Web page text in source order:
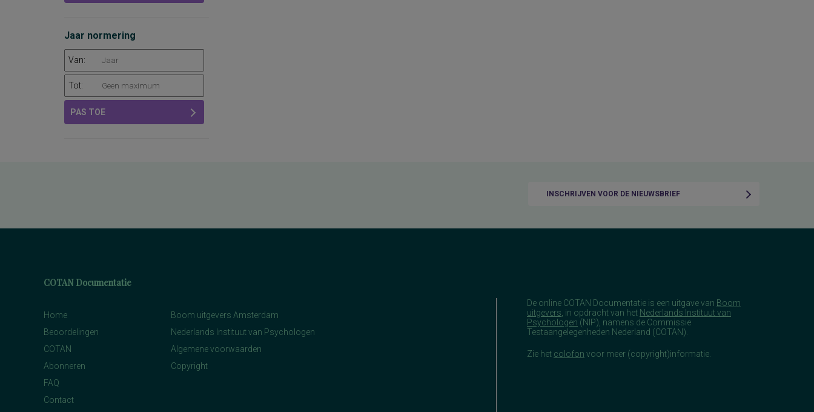
Jaar normering
Van:
Tot:
PAS TOE
INSCHRIJVEN VOOR DE NIEUWSBRIEF
COTAN Documentatie
Home
Beoordelingen
COTAN
Abonneren
FAQ
Contact
Boom uitgevers Amsterdam
Nederlands Instituut van Psychologen
Algemene voorwaarden
Copyright
De online COTAN Documentatie is een uitgave van Boom
uitgevers , in opdracht van het Nederlands Instituut van
Psychologen (NIP), namens de Commissie
Testaangelegenheden Nederland (COTAN).
Zie het colofon voor meer (copyright)informatie.